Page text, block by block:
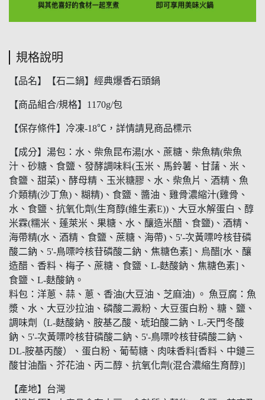
規格說明
【品名】【石二鍋】經典爆香石頭鍋
【商品組合/規格】1170g/包
【保存條件】冷凍-18℃，詳情請見商品標示
【成分】湯包：水、柴魚昆布湯[水、蔗糖、柴魚精(柴魚
汁、砂糖、食鹽、發酵調味料(玉米、馬鈴薯、甘藷、米、
食鹽、甜菜)、酵母精、玉米糖膠、水、柴魚片、酒精、魚
介類精(沙丁魚)、糊精)、食鹽、醬油、雞骨濃縮汁(雞骨、
水、食鹽、抗氧化劑(生育醇(維生素E))、大豆水解蛋白、醇
米霖(糯米、蓬萊米、果糖、水、釀造米醋、食鹽)、酒精、
海帶精(水、酒精、食鹽、蔗糖、海帶)、5'-次黃嘌呤核苷磷
酸二鈉、5'-鳥嘌呤核苷磷酸二鈉、焦糖色素]、烏醋[水、釀
造醋、香料、梅子、蔗糖、食鹽、L-麩酸鈉、焦糖色素]、
食鹽、L-麩酸鈉。
料包：洋蔥、蒜、蔥、香油(大豆油、芝麻油) 。 魚豆腐：魚
漿、水、大豆沙拉油、磷酸二澱粉、大豆蛋白粉、糖、鹽、
調味劑（L-麩酸鈉、胺基乙酸、琥珀酸二鈉、L-天門冬酸
鈉、5'-次黃嘌呤核苷磷酸二鈉、5'-鳥嘌呤核苷磷酸二鈉、
DL-胺基丙酸）、蛋白粉、葡萄糖、肉味香料[香料、中鏈三
酸甘油酯、芥花油、丙二醇、抗氧化劑(混合濃縮生育醇)]
【產地】台灣